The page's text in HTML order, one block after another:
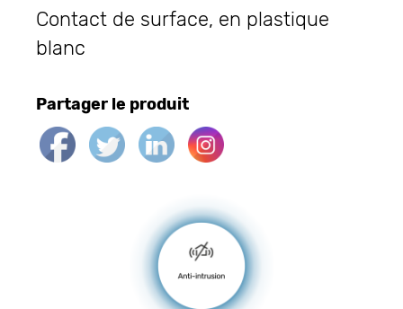
Contact de surface, en plastique
blanc
Partager le produit